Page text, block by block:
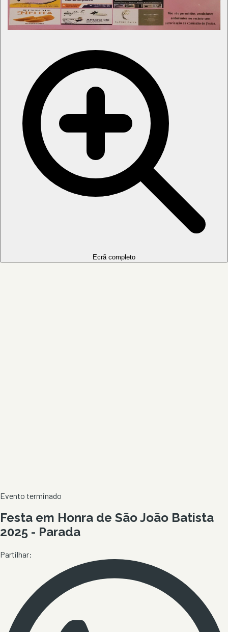
Ecrã completo
Evento terminado
Festa em Honra de São João Batista
2025 - Parada
Partilhar: